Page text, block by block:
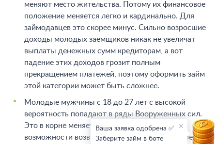
меняют место жительства. Потому их финансовое
положение меняется легко и кардинально. Для
займодавцев это скорее минус. Сильно возросшие
доходы молодых заемщиков никак не увеличат
выплаты денежных сумм кредиторам, а вот
падение этих доходов грозит полным
прекращением платежей, поэтому оформить займ
этой категории может быть сложнее.
Молодые мужчины с 18 до 27 лет с высокой
вероятность попадают в ряды Вооруженных сил.
Это в корне меняет их положение и лишает
возможности возвращать займы, даже если речь
Ваша заявка одобрена ✅
Заберите займ в боте